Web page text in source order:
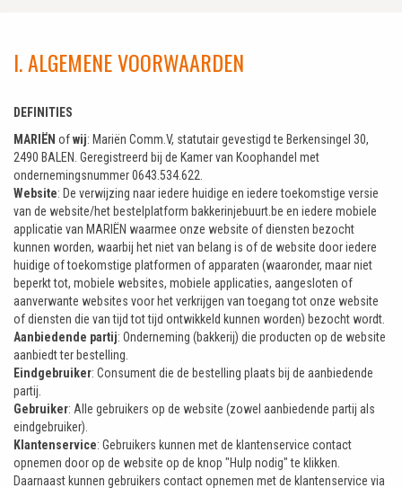
I. ALGEMENE VOORWAARDEN
DEFINITIES
MARIËN ofwij: Mariën Comm.V, statutair gevestigd te Berkensingel 30,
2490 BALEN. Geregistreerd bij de Kamer van Koophandel met
ondernemingsnummer 0643.534.622.
Website: De verwijzing naar iedere huidige en iedere toekomstige versie
van de website/het bestelplatform bakkerinjebuurt.be en iedere mobiele
applicatie van MARIËN waarmee onze website of diensten bezocht
kunnen worden, waarbij het niet van belang is of de website door iedere
huidige of toekomstige platformen of apparaten (waaronder, maar niet
beperkt tot, mobiele websites, mobiele applicaties, aangesloten of
aanverwante websites voor het verkrijgen van toegang tot onze website
of diensten die van tijd tot tijd ontwikkeld kunnen worden) bezocht wordt.
Aanbiedende partij: Onderneming (bakkerij) die producten op de website
aanbiedt ter bestelling.
Eindgebruiker: Consument die de bestelling plaats bij de aanbiedende
partij.
Gebruiker: Alle gebruikers op de website (zowel aanbiedende partij als
eindgebruiker).
Klantenservice: Gebruikers kunnen met de klantenservice contact
opnemen door op de website op de knop "Hulp nodig" te klikken.
Daarnaast kunnen gebruikers contact opnemen met de klantenservice via